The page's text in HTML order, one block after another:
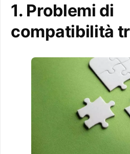
1. Problemi di
compatibilità